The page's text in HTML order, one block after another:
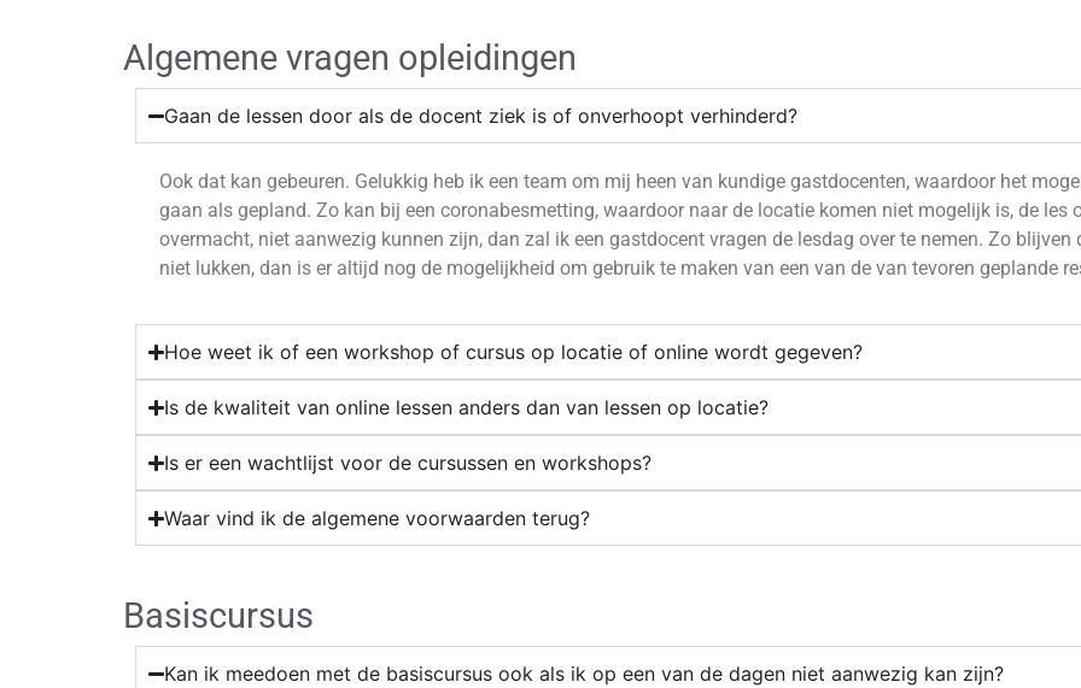
Algemene vragen opleidingen
Gaan de lessen door als de docent ziek is of onverhoopt verhinderd?
Ook dat kan gebeuren. Gelukkig heb ik een team om mij heen van kundige gastdocenten, waardoor het
gaan als gepland. Zo kan bij een coronabesmetting, waardoor naar de locatie komen niet mogelijk is, de
overmacht, niet aanwezig kunnen zijn, dan zal ik een gastdocent vragen de lesdag over te nemen. Zo
niet lukken, dan is er altijd nog de mogelijkheid om gebruik te maken van een van de van tevoren geplande
Hoe weet ik of een workshop of cursus op locatie of online wordt gegeven?
Is de kwaliteit van online lessen anders dan van lessen op locatie?
Is er een wachtlijst voor de cursussen en workshops?
Waar vind ik de algemene voorwaarden terug?
Basiscursus
Kan ik meedoen met de basiscursus ook als ik op een van de dagen niet aanwezig kan zijn?